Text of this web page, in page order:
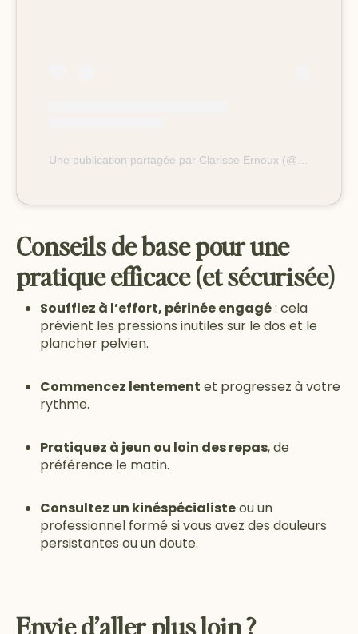
Conseils de base pour une
pratique efficace (et sécurisée)
Soufflez à l’effort, périnée engagé: cela
prévient les pressions inutiles sur le dos et le
plancher pelvien.
Commencez lentement et progressez à votre
rythme.
Pratiquez à jeun ou loin des repas, de
préférence le matin.
Consultez un kinéspécialisteou un
professionnel formé si vous avez des douleurs
persistantes ou un doute.
Envie d’aller plus loin ?